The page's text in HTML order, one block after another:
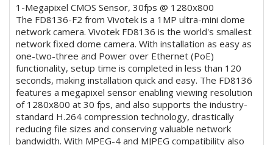
1-Megapixel CMOS Sensor, 30fps @ 1280x800
The FD8136-F2 from Vivotek is a 1MP ultra-mini dome
network camera. Vivotek FD8136 is the world's smallest
network fixed dome camera. With installation as easy as
one-two-three and Power over Ethernet (PoE)
functionality, setup time is completed in less than 120
seconds, making installation quick and easy. The FD8136
features a megapixel sensor enabling viewing resolution
of 1280x800 at 30 fps, and also supports the industry-
standard H.264 compression technology, drastically
reducing file sizes and conserving valuable network
bandwidth. With MPEG-4 and MJPEG compatibility also